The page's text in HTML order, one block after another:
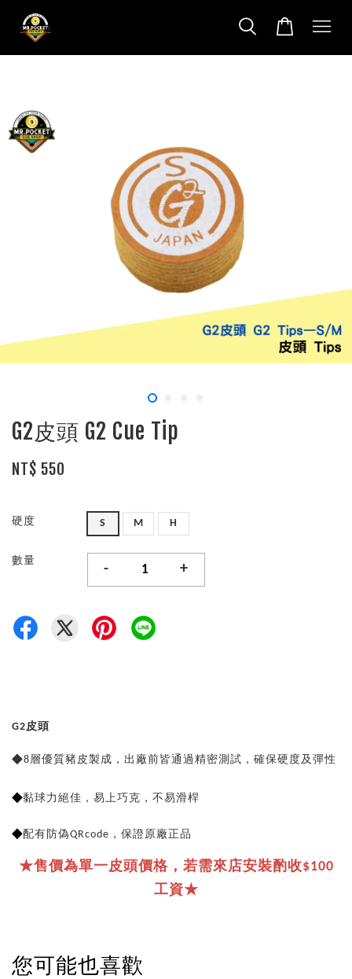
G2皮頭 G2 Cue Tip
NT$ 550
硬度 S M H
數量
- +
G2皮頭
◆8層優質豬皮製成，出廠前皆通過精密測試，確保硬度及彈性
◆黏球力絕佳，易上巧克，不易滑桿
◆配有防偽QRcode，保證原廠正品
★售價為單一皮頭價格，若需來店安裝酌收$100
工資★
您可能也喜歡